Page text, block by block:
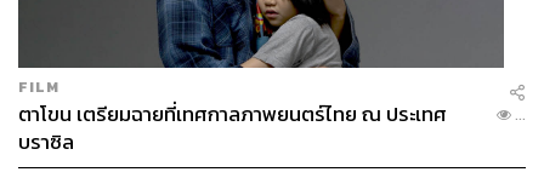
“ความรู้คืออำนาจ และอำนาจสามารถสร้างได้ด้วยตัวของ
คุณเอง” นครินทร์กล่าวทิ้งท้าย
สามารถติดตาม THE STANDARD WEALTH
ผ่านแอปพลิเคชันต่างๆ ที่คุณสะดวกหรือใช้งานอยู่แล้วได้เลย
FILM
ตาโขน เตรียมฉายที่เทศกาลภาพยนตร์ไทย ณ ประเทศ
บราซิล
...